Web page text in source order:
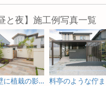
と夜】施工例写真一覧
白い壁に植栽の影が揺れる新築外構